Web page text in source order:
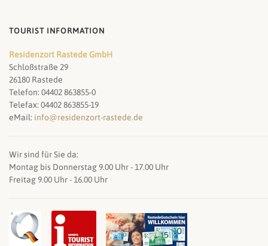
TOURIST INFORMATION
Residenzort Rastede GmbH
Schloßstraße 29
26180 Rastede
Telefon: 04402 863855-0
Telefax: 04402 863855-19
eMail: info@residenzort-rastede.de
Wir sind für Sie da:
Montag bis Donnerstag 9.00 Uhr - 17.00 Uhr
Freitag 9.00 Uhr - 16.00 Uhr